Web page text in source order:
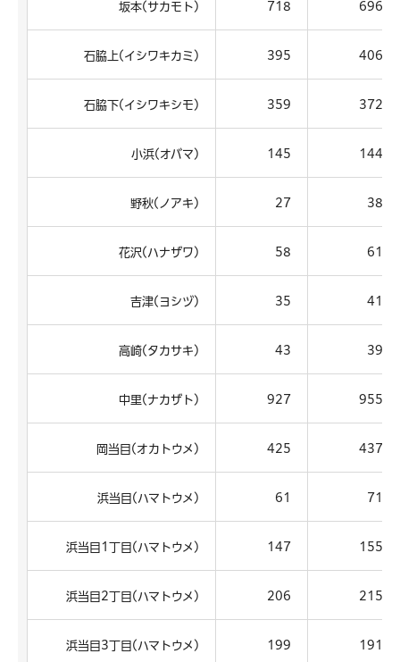
坂本(サカモト) 718 696
石脇上(イシワキカミ) 395 406
石脇下(イシワキシモ) 359 372
小浜(オバマ) 145 144
野秋(ノアキ) 27 38
花沢(ハナザワ) 58 61
吉津(ヨシヅ) 35 41
高崎(タカサキ) 43 39
中里(ナカザト) 927 955
岡当目(オカトウメ) 425 437
浜当目(ハマトウメ) 61 71
浜当目1丁目(ハマトウメ) 147 155
浜当目2丁目(ハマトウメ) 206 215
浜当目3丁目(ハマトウメ) 199 191